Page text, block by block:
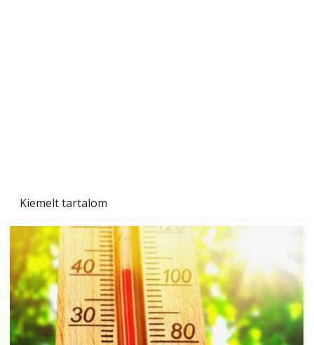
Kiemelt tartalom